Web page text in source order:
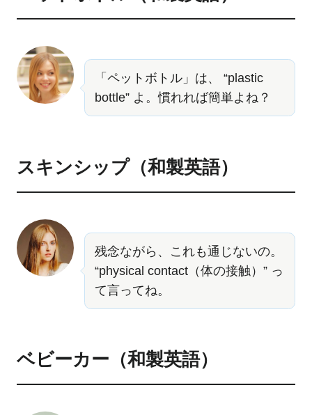
「ペットボトル」は、 “plastic
bottle” よ。慣れれば簡単よね？
スキンシップ（和製英語）
残念ながら、これも通じないの。
“physical contact（体の接触）” っ
て言ってね。
ベビーカー（和製英語）